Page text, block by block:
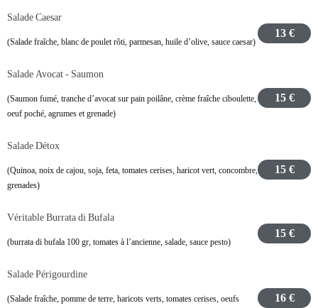
Salade Caesar
(Salade fraîche, blanc de poulet rôti, parmesan, huile d’olive, sauce caesar)
13 €
Salade Avocat - Saumon
(Saumon fumé, tranche d’avocat sur pain poilâne, crème fraîche ciboulette,
oeuf poché, agrumes et grenade)
15 €
Salade Détox
(Quinoa, noix de cajou, soja, feta, tomates cerises, haricot vert, concombre,
grenades)
15 €
Véritable Burrata di Bufala
(burrata di bufala 100 gr, tomates à l’ancienne, salade, sauce pesto)
15 €
Salade Périgourdine
(Salade fraîche, pomme de terre, haricots verts, tomates cerises, oeufs
16 €